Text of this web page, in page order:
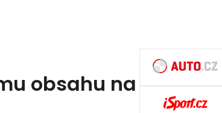
obsahu na